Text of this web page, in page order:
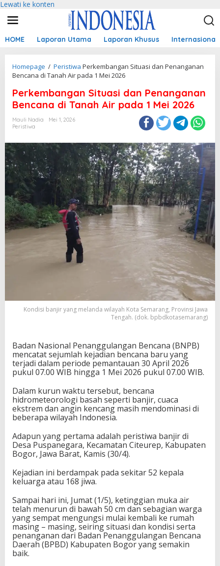
Lewati ke konten
HOME Laporan Utama Laporan Khusus Internasional
Homepage / Peristiwa Perkembangan Situasi dan Penanganan
Bencana di Tanah Air pada 1 Mei 2026
Perkembangan Situasi dan Penanganan
Bencana di Tanah Air pada 1 Mei 2026
Mauli Nadia
Mei 1, 2026
Peristiwa
Kondisi banjir yang melanda wilayah Kota Semarang, Provinsi Jawa
Tengah. (dok. bpbdkotasemarang)
Badan Nasional Penanggulangan Bencana (BNPB)
mencatat sejumlah kejadian bencana baru yang
terjadi dalam periode pemantauan 30 April 2026
pukul 07.00 WIB hingga 1 Mei 2026 pukul 07.00 WIB.
Dalam kurun waktu tersebut, bencana
hidrometeorologi basah seperti banjir, cuaca
ekstrem dan angin kencang masih mendominasi di
beberapa wilayah Indonesia.
Adapun yang pertama adalah peristiwa banjir di
Desa Puspanegara, Kecamatan Citeurep, Kabupaten
Bogor, Jawa Barat, Kamis (30/4).
Kejadian ini berdampak pada sekitar 52 kepala
keluarga atau 168 jiwa.
Sampai hari ini, Jumat (1/5), ketinggian muka air
telah menurun di bawah 50 cm dan sebagian warga
yang sempat mengungsi mulai kembali ke rumah
masing – masing, seiring situasi dan kondisi serta
penanganan dari Badan Penanggulangan Bencana
Daerah (BPBD) Kabupaten Bogor yang semakin
baik.